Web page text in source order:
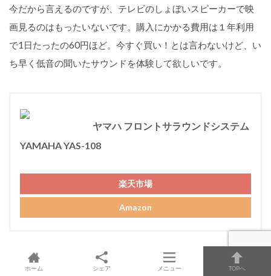
今だから言えるのですが、テレビのしょぼいスピーカーで映
画見るのはもったいないです。購入にかかる費用は１年利用
で1日たったの60円ほど。今すぐ買い！とは言わないけど、い
ち早く低音の聞いたサウンドを体験して欲しいです。
ヤマハ フロントサラウンドシステム
YAMAHA YAS-108
楽天市場
Amazon
ホーム シェア メニュー TOPへ